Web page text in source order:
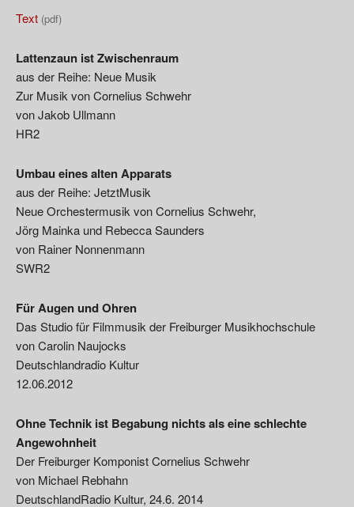
Text (pdf)
Lattenzaun ist Zwischenraum
aus der Reihe: Neue Musik
Zur Musik von Cornelius Schwehr
von Jakob Ullmann
HR2
Umbau eines alten Apparats
aus der Reihe: JetztMusik
Neue Orchestermusik von Cornelius Schwehr,
Jörg Mainka und Rebecca Saunders
von Rainer Nonnenmann
SWR2
Für Augen und Ohren
Das Studio für Filmmusik der Freiburger Musikhochschule
von Carolin Naujocks
Deutschlandradio Kultur
12.06.2012
Ohne Technik ist Begabung nichts als eine schlechte
Angewohnheit
Der Freiburger Komponist Cornelius Schwehr
von Michael Rebhahn
DeutschlandRadio Kultur, 24.6. 2014